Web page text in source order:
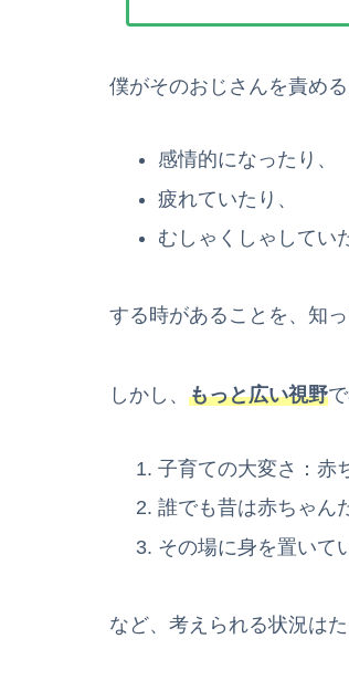
僕がそのおじさんを責め
感情的になったり、
疲れていたり、
むしゃくしゃしてい
する時があることを、知っ
しかし、 もっと広い視野
子育ての大変さ：赤
誰でも昔は赤ちゃん
その場に身を置いて
など、考えられる状況は